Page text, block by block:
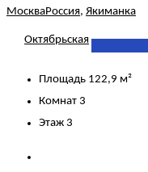
МоскваРоссия, Якиманка
Октябрьская
Площадь 122,9 м²
Комнат 3
Этаж 3